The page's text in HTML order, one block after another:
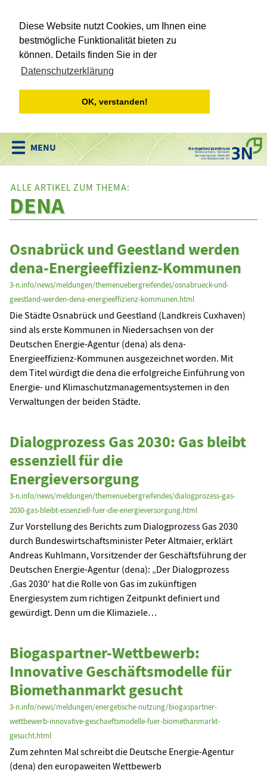
Diese Website nutzt Cookies, um Ihnen eine
bestmögliche Funktionalität bieten zu
können. Details finden Sie in der
Datenschutzerklärung
OK, verstanden!
Kompetenzzentrum
Niedersachsen • Netzwerk
Nachwachsende Rohstoffe
und Bioökonomie e.V.
ALLE ARTIKEL ZUM THEMA:
DENA
Osnabrück und Geestland werden
dena-Energieeffizienz-Kommunen
3-n.info/news/meldungen/themenuebergreifendes/osnabrueck-und-
geestland-werden-dena-energieeffizienz-kommunen.html
Die Städte Osnabrück und Geestland (Landkreis Cuxhaven)
sind als erste Kommunen in Niedersachsen von der
Deutschen Energie-Agentur (dena) als dena-
Energieeffizienz-Kommunen ausgezeichnet worden. Mit
dem Titel würdigt die dena die erfolgreiche Einführung von
Energie- und Klimaschutzmanagementsystemen in den
Verwaltungen der beiden Städte.
Dialogprozess Gas 2030: Gas bleibt
essenziell für die
Energieversorgung
3-n.info/news/meldungen/themenuebergreifendes/dialogprozess-gas-
2030-gas-bleibt-essenziell-fuer-die-energieversorgung.html
Zur Vorstellung des Berichts zum Dialogprozess Gas 2030
durch Bundeswirtschaftsminister Peter Altmaier, erklärt
Andreas Kuhlmann, Vorsitzender der Geschäftsführung der
Deutschen Energie-Agentur (dena): „Der Dialogprozess
‚Gas 2030‘ hat die Rolle von Gas im zukünftigen
Energiesystem zum richtigen Zeitpunkt definiert und
gewürdigt. Denn um die Klimaziele…
Biogaspartner-Wettbewerb:
Innovative Geschäftsmodelle für
Biomethanmarkt gesucht
3-n.info/news/meldungen/energetische-nutzung/biogaspartner-
wettbewerb-innovative-geschaeftsmodelle-fuer-biomethanmarkt-
gesucht.html
Zum zehnten Mal schreibt die Deutsche Energie-Agentur
(dena) den europaweiten Wettbewerb